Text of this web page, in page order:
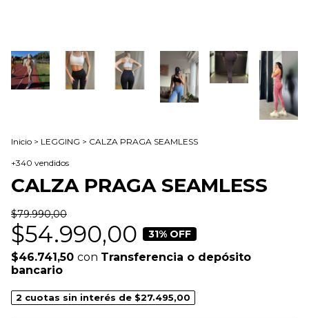
Inicio > LEGGING > CALZA PRAGA SEAMLESS
+340 vendidos
CALZA PRAGA SEAMLESS
$79.990,00
$54.990,00 31% OFF
$46.741,50 con Transferencia o depósito
bancario
2 cuotas sin interés de $27.495,00